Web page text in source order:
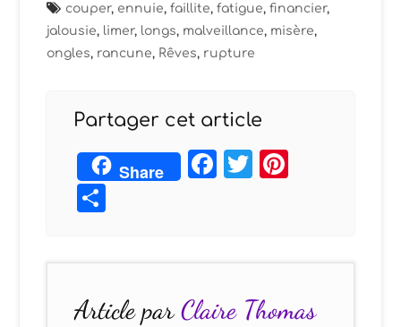
couper, ennuie,faillite,fatigue,financier,
jalousie, limer, longs, malveillance, misère,
ongles, rancune, Rêves, rupture
Partager cet article
Share Facebook
Twitter
Article parClaire Thomas